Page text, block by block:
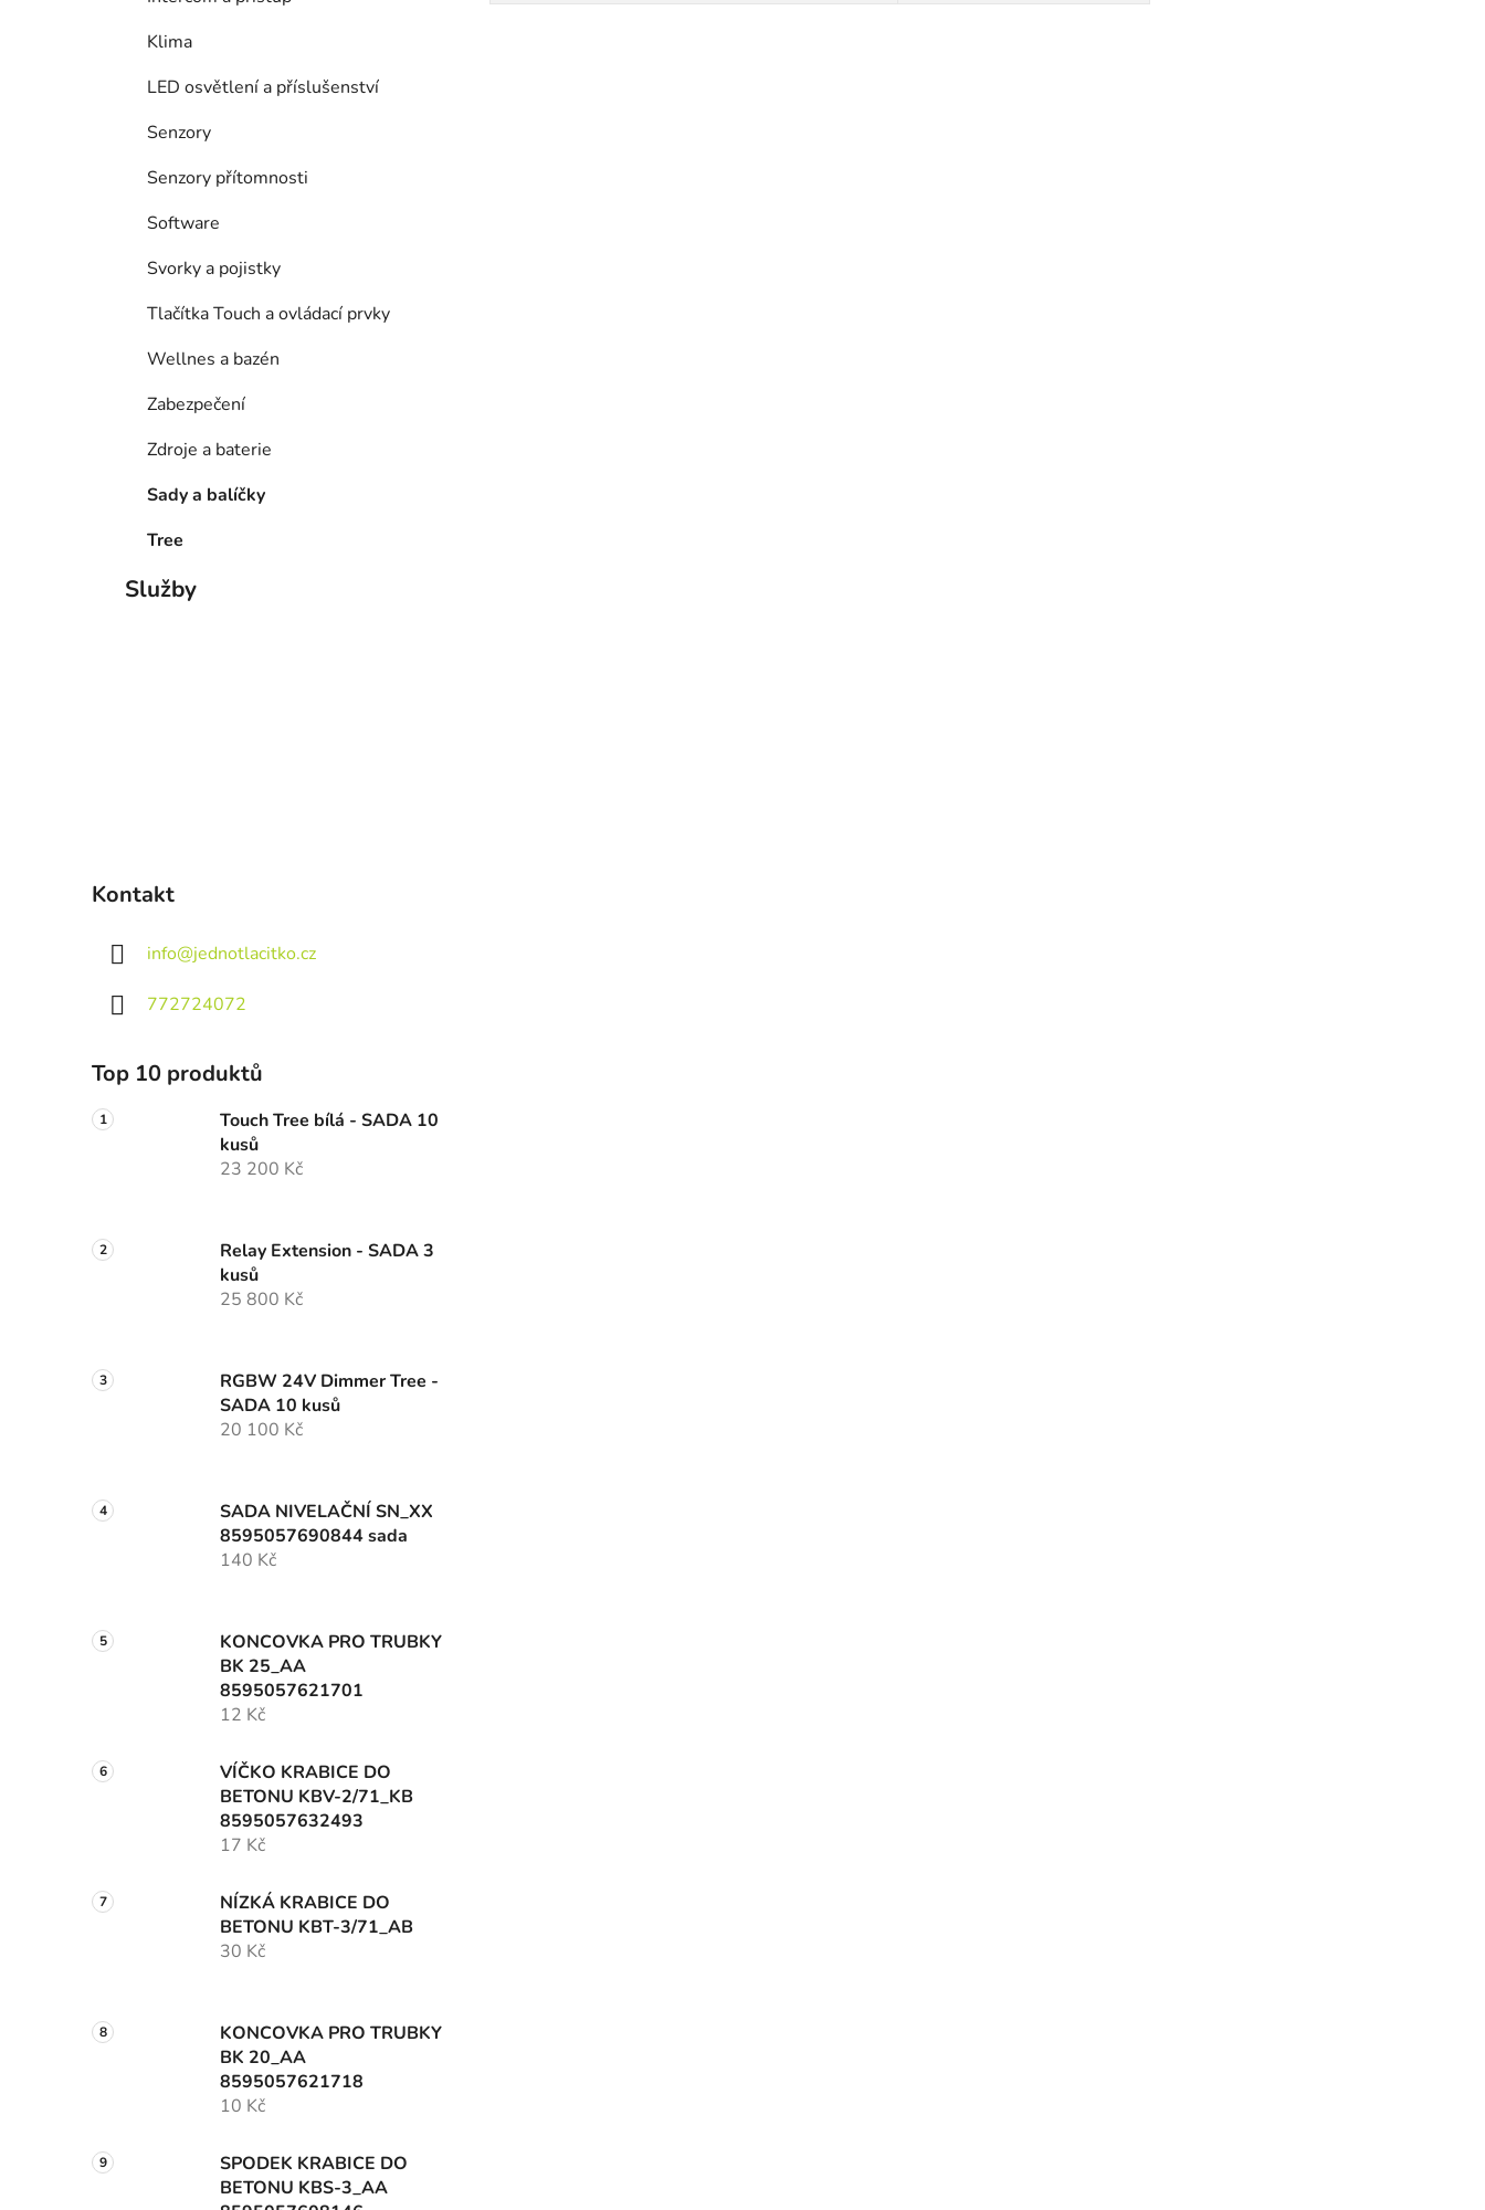
Klima
LED osvětlení a příslušenství
Senzory
Senzory přítomnosti
Software
Svorky a pojistky
Tlačítka Touch a ovládací prvky
Wellnes a bazén
Zabezpečení
Zdroje a baterie
Sady a balíčky
Tree
Služby
Kontakt
info@jednotlacitko.cz
772724072
Top 10 produktů
Touch Tree bílá - SADA 10
kusů
23 200 Kč
Relay Extension - SADA 3
kusů
25 800 Kč
RGBW 24V Dimmer Tree -
SADA 10 kusů
20 100 Kč
SADA NIVELAČNÍ SN_XX
8595057690844 sada
140 Kč
KONCOVKA PRO TRUBKY
BK 25_AA
8595057621701
12 Kč
VÍČKO KRABICE DO
BETONU KBV-2/71_KB
8595057632493
17 Kč
NÍZKÁ KRABICE DO
BETONU KBT-3/71_AB
30 Kč
KONCOVKA PRO TRUBKY
BK 20_AA
8595057621718
10 Kč
SPODEK KRABICE DO
BETONU KBS-3_AA